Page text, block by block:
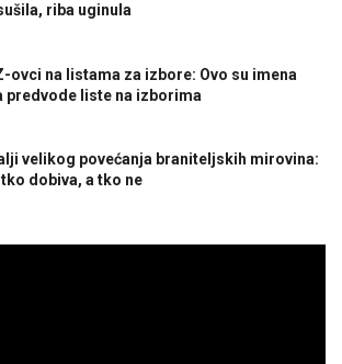
riba uginula
ovci na listama za izbore: Ovo su imena
predvode liste na izborima
velikog povećanja braniteljskih mirovina:
tko dobiva, a tko ne